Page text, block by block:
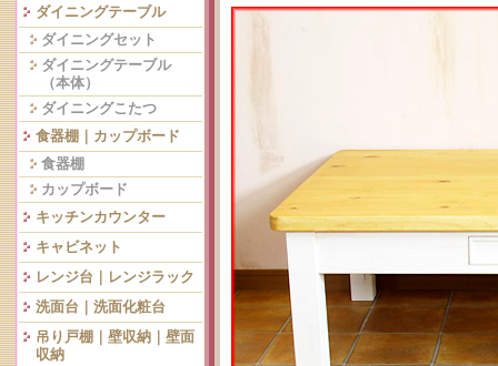
ダイニングテーブル
ダイニングセット
ダイニングテーブル
（本体）
ダイニングこたつ
食器棚｜カップボード
食器棚
カップボード
キッチンカウンター
キャビネット
レンジ台｜レンジラック
洗面台｜洗面化粧台
吊り戸棚｜壁収納｜壁面
収納